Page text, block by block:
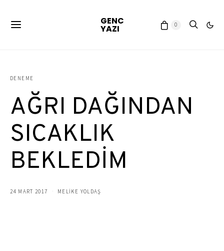
GENC
YAZI 0
DENEME
AĞRI DAĞINDAN
SICAKLIK
BEKLEDİM
24 MART 2017 MELİKE YOLDAŞ